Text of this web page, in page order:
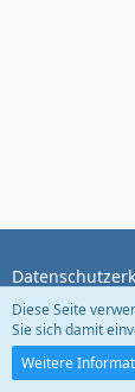
Diese Seite
Sie sich damit
Weitere